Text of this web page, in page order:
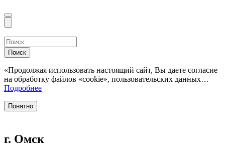
Поиск
«Продолжая использовать настоящий сайт, Вы даете согласие
на обработку файлов «cookie», пользовательских данных…
Подробнее
Понятно
г. Омск